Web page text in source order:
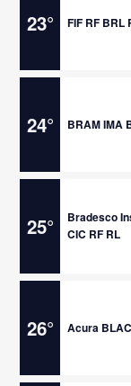
23° FIF RF BRL
24° BRAM IMA
25°
Bradesco
CIC RF RL
26° Acura